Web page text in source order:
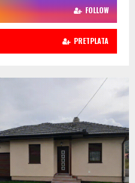
FOLLOW
PRETPLATA